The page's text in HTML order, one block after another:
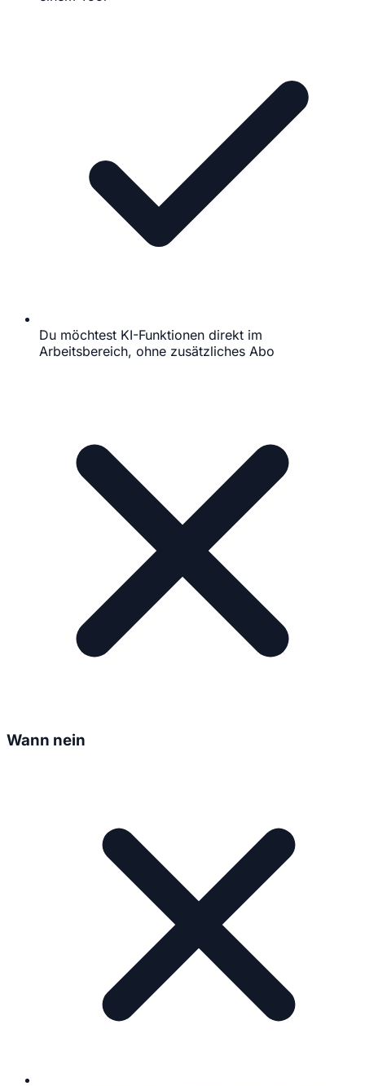
Du möchtest KI-Funktionen direkt im
Arbeitsbereich, ohne zusätzliches Abo
Wann nein